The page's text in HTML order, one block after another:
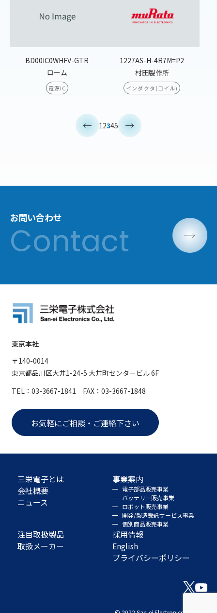
BD00IC0WHFV-GTR
ローム
電源IC
1227AS-H-4R7M=P2
村田製作所
インダクタ(コイル)
12345
お問い合わせ
東京本社
〒140-0014
東京都品川区大井1-24-5 大井町センタービル 6F
TEL：03-3667-1841 FAX：03-3667-1848
お気軽にご相談・ご連絡下さい
三栄電子とは
会社概要
ニュース
事業案内
電子部品販売事業
バッテリー販売事業
ロボット販売事業
開発/製造受託サービス事業
個別商品販売事業
注目取扱製品
取扱メーカー
採用情報
English
プライバシーポリシー